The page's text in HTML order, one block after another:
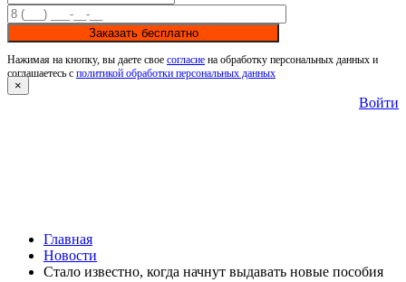
Заказать бесплатно
Нажимая на кнопку, вы даете свое согласие на обработку персональных данных и
соглашаетесь с политикой обработки персональных данных
×
Войти
Главная
Новости
Стало известно, когда начнут выдавать новые пособия